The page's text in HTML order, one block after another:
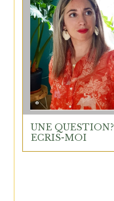
UNE QUESTION?
ECRIS-MOI